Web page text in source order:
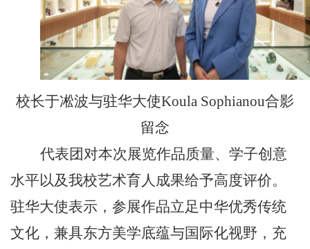
校长于凇波与驻华大使Koula Sophianou合影
留念
代表团对本次展览作品质量、学子创意
水平以及我校艺术育人成果给予高度评价。
驻华大使表示，参展作品立足中华优秀传统
文化，兼具东方美学底蕴与国际化视野，充